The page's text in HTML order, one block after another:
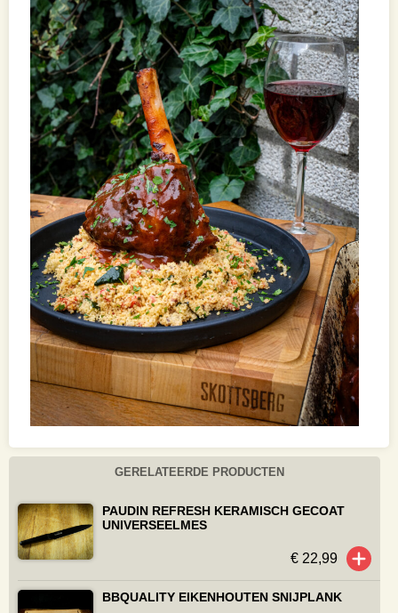
GERELATEERDE PRODUCTEN
PAUDIN REFRESH KERAMISCH GECOAT
UNIVERSEELMES
€ 22,99
BBQUALITY EIKENHOUTEN SNIJPLANK